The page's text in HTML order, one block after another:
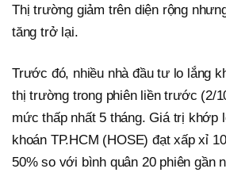
Thị trường giảm trên diện rộng
tăng trở lại.
Trước đó, nhiều nhà đầu tư lo lắng
thị trường trong phiên liền trước (2/
mức thấp nhất 5 tháng. Giá trị khớp
khoán TP.HCM (HOSE) đạt xấp xỉ
50% so với bình quân 20 phiên gần